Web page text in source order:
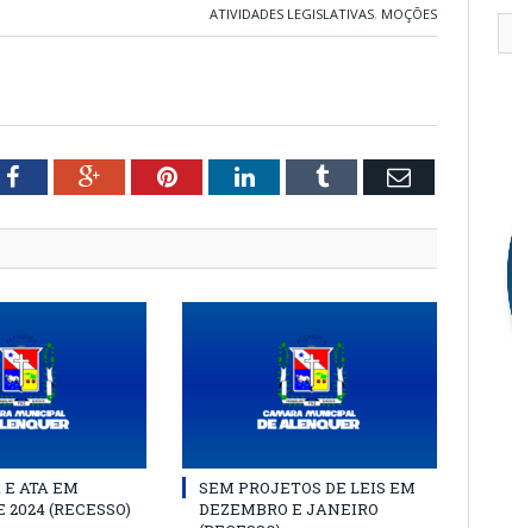
ATIVIDADES LEGISLATIVAS, MOÇÕES
FacebookGoogle+PinterestLinkedInTumblr Email
ATA EM
(RECESSO)
SEM PROJETOS DE LEIS EM
DEZEMBRO E JANEIRO